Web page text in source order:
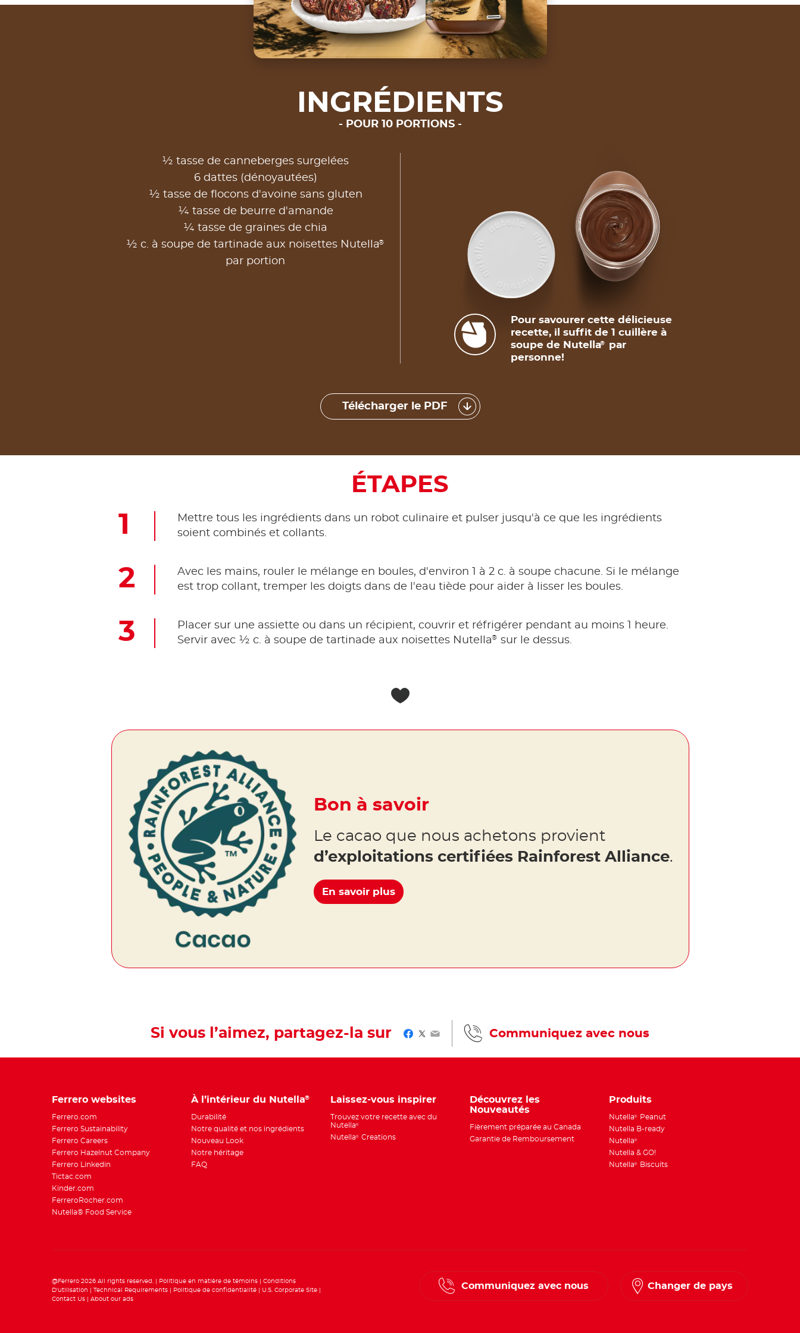
INGRÉDIENTS
POUR 10 PORTIONS
½ tasse de canneberges surgelées
6 dattes (dénoyautées)
½ tasse de flocons d'avoine sans gluten
¼ tasse de beurre d'amande
¼ tasse de graines de chia
½ c. à soupe de tartinade aux noisettes Nutella®
par portion
Pour savourer cette délicieuse
recette, il suffit de 1 cuillère à
soupe de Nutella®
par
personne!
Télécharger le PDF
ÉTAPES
Mettre tous les ingrédients dans un robot culinaire et pulser jusqu'à ce que les ingrédients
soient combinés et collants.
Avec les mains, rouler le mélange en boules, d'environ 1 à 2 c. à soupe chacune. Si le mélange
est trop collant, tremper les doigts dans de l'eau tiède pour aider à lisser les boules.
Placer sur une assiette ou dans un récipient, couvrir et réfrigérer pendant au moins 1 heure.
Servir avec ½ c. à soupe de tartinade aux noisettes Nutella® sur le dessus.
Bon à savoir
Le cacao que nous achetons provient
d’exploitations certifiées Rainforest Alliance.
En savoir plus
Si vous l’aimez, partagez-la sur Facebook
Twitter
Email Communiquez avec nous
Ferrero websites
Ferrero.com
Ferrero Sustainability
Ferrero Careers
Ferrero Hazelnut Company
Ferrero Linkedin
Tictac.com
Kinder.com
FerreroRocher.com
Nutella® Food Service
À l’intérieur du Nutella®
Durabilité
Notre qualité et nos ingrédients
Nouveau Look
Notre héritage
FAQ
Laissez-vous inspirer
Trouvez votre recette avec du
Nutella®
Nutella® Creations
Découvrez les
Nouveautés
Fièrement préparée au Canada
Garantie de Remboursement
Produits
Nutella®
Peanut
Nutella B-ready
Nutella®
Nutella & GO!
Nutella® Biscuits
Communiquez avec nous Changer de pays
@Ferrero 2026 All rights reserved. Politique en matière de témoins
Conditions
D'utilisation
Technical Requirements Politique de confidentialité
U.S. Corporate Site
Contact Us
About our ads